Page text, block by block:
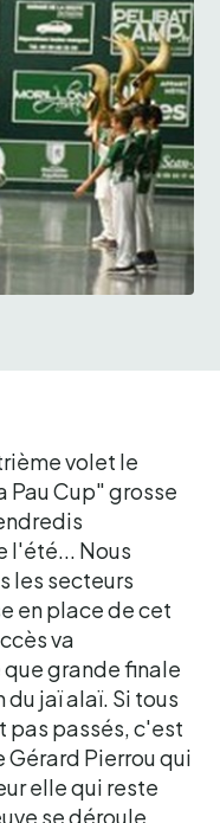
volet le
Pau Cup" grosse
l'été... Nous
les secteurs
en place de cet
va
grande finale
jaï alaï. Si tous
pas passés, c'est
Pierrou qui
elle qui reste
se déroule